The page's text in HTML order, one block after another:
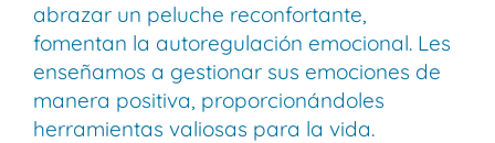
abrazar un peluche reconfortante,
fomentan la autoregulación emocional. Les
enseñamos a gestionar sus emociones de
manera positiva, proporcionándoles
herramientas valiosas para la vida.